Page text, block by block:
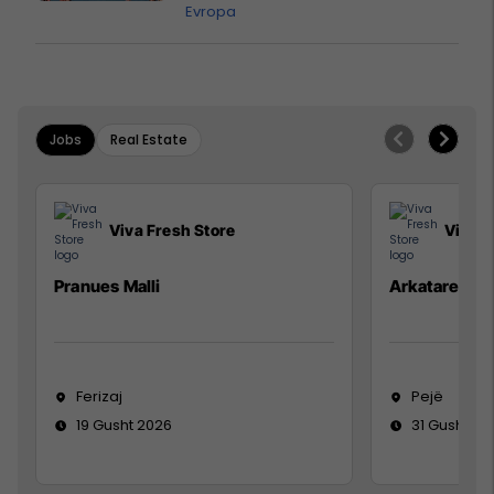
Evropa
Jobs Real Estate
Viva Fresh Store
Pranues Malli
Ferizaj
19 Gusht 2026
Viva
Arkatare
Pejë
31 Gusht